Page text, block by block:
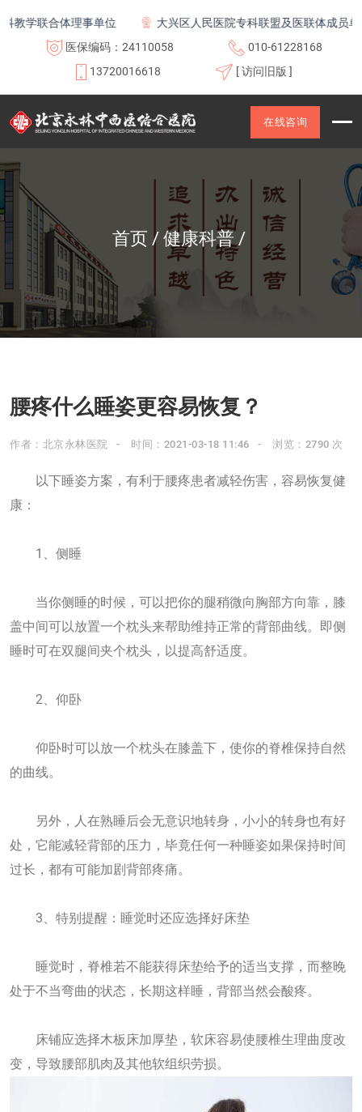
学联合体理事单位
大兴区人民医院专科联盟及医联体成员单位
医保编码：24110058
010-61228168
13720016618
[ 访问旧版 ]
在线咨询
首页 健康科普
腰疼什么睡姿更容易恢复？
作者：北京永林医院 时间：2021-03-18 11:46 浏览：2790 次
以下睡姿方案，有利于腰疼患者减轻伤害，容易恢复健
康：
1、侧睡
当你侧睡的时候，可以把你的腿稍微向胸部方向靠，膝
盖中间可以放置一个枕头来帮助维持正常的背部曲线。即侧
睡时可在双腿间夹个枕头，以提高舒适度。
2、仰卧
仰卧时可以放一个枕头在膝盖下，使你的脊椎保持自然
的曲线。
另外，人在熟睡后会无意识地转身，小小的转身也有好
处，它能减轻背部的压力，毕竟任何一种睡姿如果保持时间
过长，都有可能加剧背部疼痛。
3、特别提醒：睡觉时还应选择好床垫
睡觉时，脊椎若不能获得床垫给予的适当支撑，而整晚
处于不当弯曲的状态，长期这样睡，背部当然会酸疼。
床铺应选择木板床加厚垫，软床容易使腰椎生理曲度改
变，导致腰部肌肉及其他软组织劳损。